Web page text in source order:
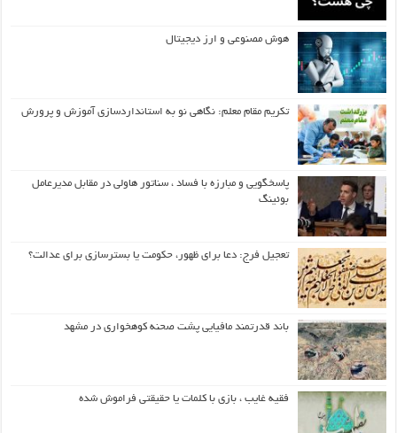
هوش مصنوعی و ارز دیجیتال
تکریم مقام معلم: نگاهی نو به استانداردسازی آموزش و پرورش
پاسخگویی و مبارزه با فساد ، سناتور هاولی در مقابل مدیرعامل
بوئینگ
تعجیل فرج: دعا برای ظهور، حکومت یا بسترسازی برای عدالت؟
باند قدرتمند مافیایی پشت صحنه کوهخواری در مشهد
فقیه غایب ، بازی با کلمات یا حقیقتی فراموش شده